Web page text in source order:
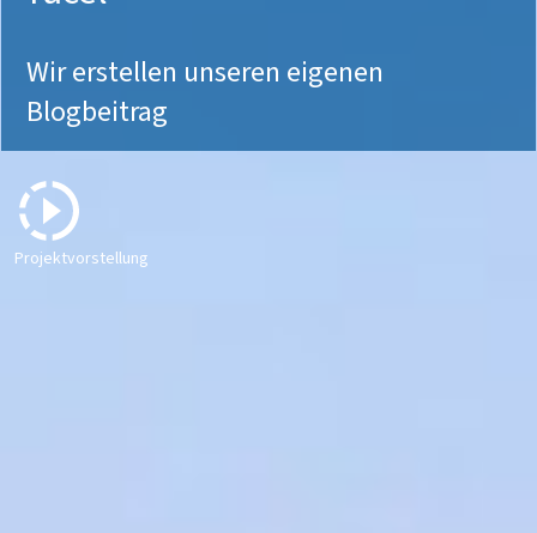
Wir erstellen unseren eigenen
Blogbeitrag
Projektvorstellung